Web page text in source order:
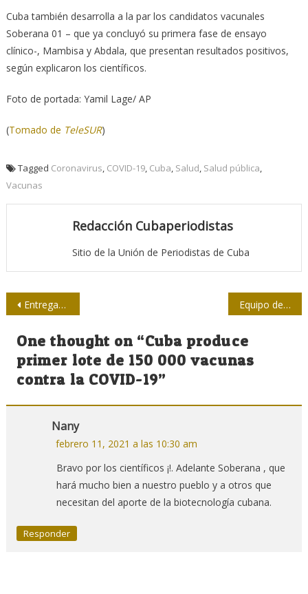
Cuba también desarrolla a la par los candidatos vacunales
Soberana 01 – que ya concluyó su primera fase de ensayo
clínico-, Mambisa y Abdala, que presentan resultados positivos,
según explicaron los científicos.
Foto de portada: Yamil Lage/ AP
(Tomado de TeleSUR)
Tagged Coronavirus COVID-19, Cuba Salud Salud pública
Vacunas
Redacción Cubaperiodistas
Sitio de la Unión de Periodistas de Cuba
Navegación
de
entradas
Entregan en Cienfuegos Premios de Periodismo Económico Equipo de la OMS en Wuhan afirma que el coronavirus tiene un origen zoonótico
One thought on “Cuba produce
primer lote de 150 000 vacunas
contra la COVID-19”
Nany
febrero 11, 2021 a las 10:30 am
Bravo por los científicos ¡!. Adelante Soberana , que
hará mucho bien a nuestro pueblo y a otros que
necesitan del aporte de la biotecnología cubana.
Responder